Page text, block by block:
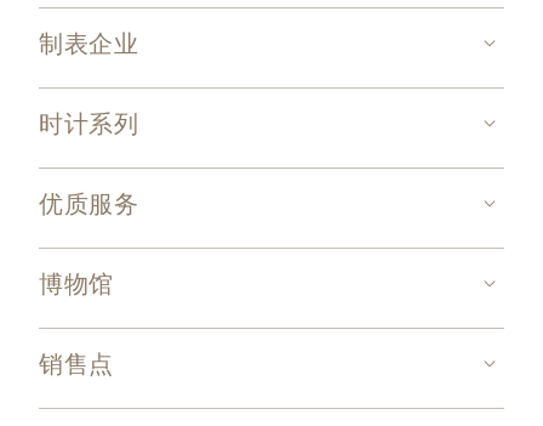
制表企业
时计系列
优质服务
博物馆
销售点